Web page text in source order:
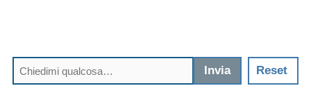
Invia Reset